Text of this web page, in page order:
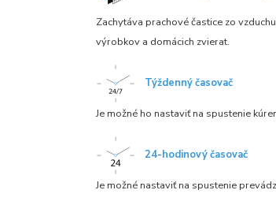
Zachytáva prachové častice zo
výrobkov a domácich zvierat.
Týždenný časovač
Je možné ho nastaviť na spustenie
24-hodinový časovač
Je možné nastaviť na spustenie